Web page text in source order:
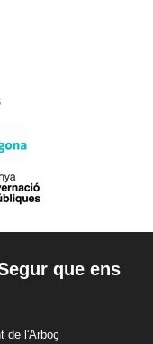
que ens
de l'Arboç